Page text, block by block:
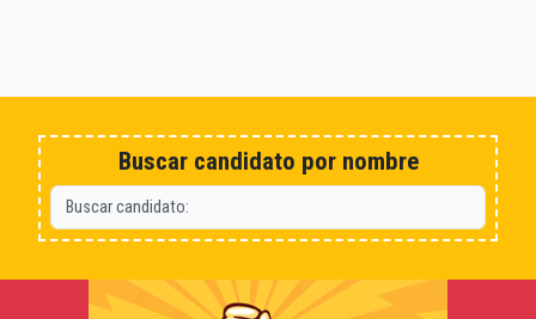
Buscar candidato por nombre